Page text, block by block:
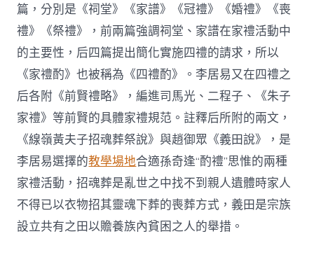
篇，分別是《祠堂》《家譜》《冠禮》《婚禮》《喪
禮》《祭禮》，前兩篇強調祠堂、家譜在家禮活動中
的主要性，后四篇提出簡化實施四禮的請求，所以
《家禮酌》也被稱為《四禮酌》。李居易又在四禮之
后各附《前賢禮略》，編進司馬光、二程子、《朱子
家禮》等前賢的具體家禮規范。註釋后所附的兩文，
《線嶺黃夫子招魂葬祭說》與趙御眾《義田說》，是
李居易選擇的教學場地合適孫奇逢“酌禮”思惟的兩種
家禮活動，招魂葬是亂世之中找不到親人遺體時家人
不得已以衣物招其靈魂下葬的喪葬方式，義田是宗族
設立共有之田以贍養族內貧困之人的舉措。